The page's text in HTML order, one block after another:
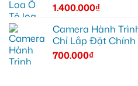
1.400.000₫
Camera Hành
Chỉ Lắp Đặt Chính
700.000₫